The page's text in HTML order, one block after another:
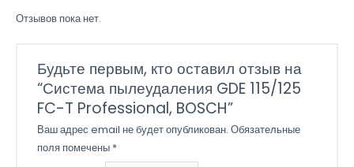
BOSCH
Отзывов пока нет.
Будьте первым, кто оставил отзыв на
“Система пылеудаления GDE 115/125
FC-T Professional, BOSCH”
Ваш адрес email не будет опубликован. Обязательные
поля помечены *